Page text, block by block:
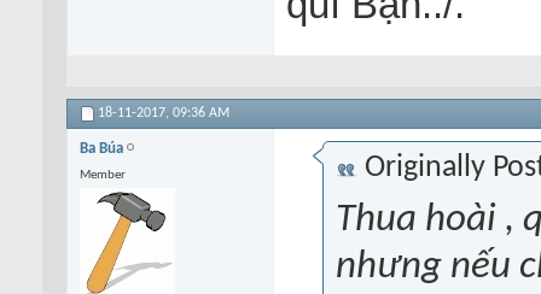
18-11-2017, 09:36 AM
Ba Búa
Member Originally
Thua hoài ,
nhưng nếu